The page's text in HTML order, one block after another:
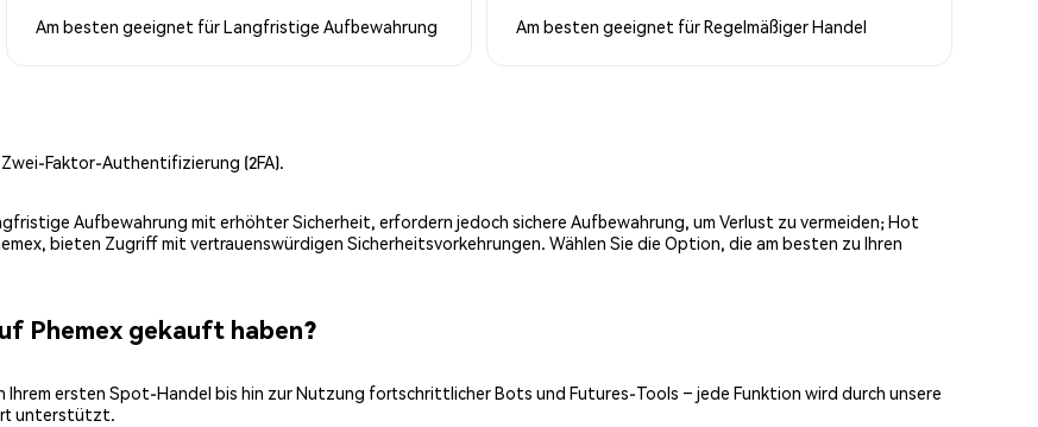
Am besten geeignet fürLangfristige Aufbewahrung
Am besten geeignet fürRegelmäßiger Handel
Faktor-Authentifizierung (2FA).
Aufbewahrung mit erhöhter Sicherheit, erfordern jedoch sichere Aufbewahrung, um Verlust zu vermeiden; Hot
bieten Zugriff mit vertrauenswürdigen Sicherheitsvorkehrungen. Wählen Sie die Option, die am besten zu Ihren
Phemex gekauft haben?
Ihrem ersten Spot-Handel bis hin zur Nutzung fortschrittlicher Bots und Futures-Tools – jede Funktion wird durch unsere
unterstützt.